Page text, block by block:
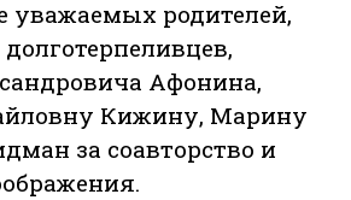
уважаемых родителей,
Афонина,
Кижину, Марину
за соавторство и